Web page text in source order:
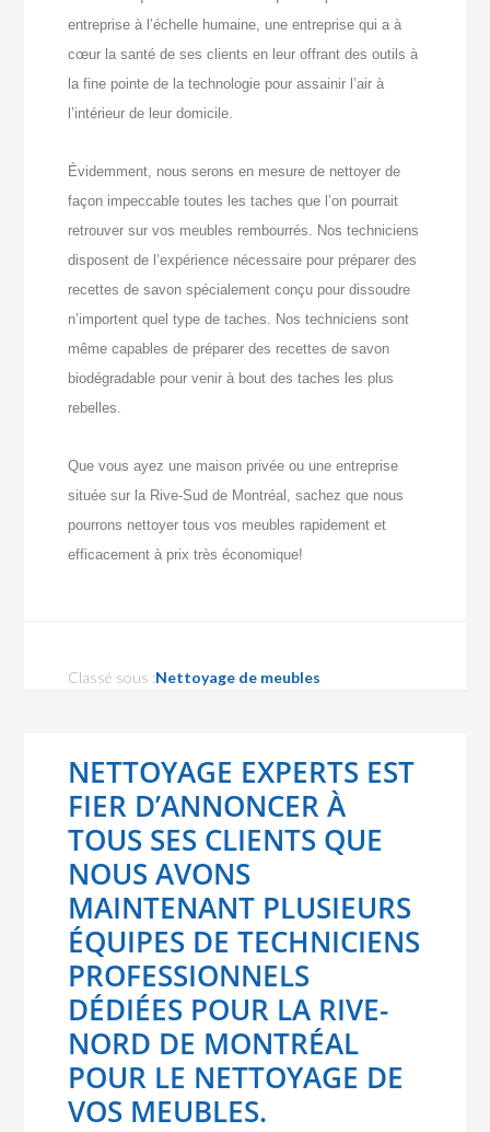
entreprise à l’échelle humaine, une entreprise qui a à
cœur la santé de ses clients en leur offrant des outils à
la fine pointe de la technologie pour assainir l’air à
l’intérieur de leur domicile.
Évidemment, nous serons en mesure de nettoyer de
façon impeccable toutes les taches que l’on pourrait
retrouver sur vos meubles rembourrés. Nos techniciens
disposent de l’expérience nécessaire pour préparer des
recettes de savon spécialement conçu pour dissoudre
n’importent quel type de taches. Nos techniciens sont
même capables de préparer des recettes de savon
biodégradable pour venir à bout des taches les plus
rebelles.
Que vous ayez une maison privée ou une entreprise
située sur la Rive-Sud de Montréal, sachez que nous
pourrons nettoyer tous vos meubles rapidement et
efficacement à prix très économique!
Classé sous :Nettoyage de meubles
NETTOYAGE EXPERTS EST
FIER D’ANNONCER À
TOUS SES CLIENTS QUE
NOUS AVONS
MAINTENANT PLUSIEURS
ÉQUIPES DE TECHNICIENS
PROFESSIONNELS
DÉDIÉES POUR LA RIVE-
NORD DE MONTRÉAL
POUR LE NETTOYAGE DE
VOS MEUBLES.